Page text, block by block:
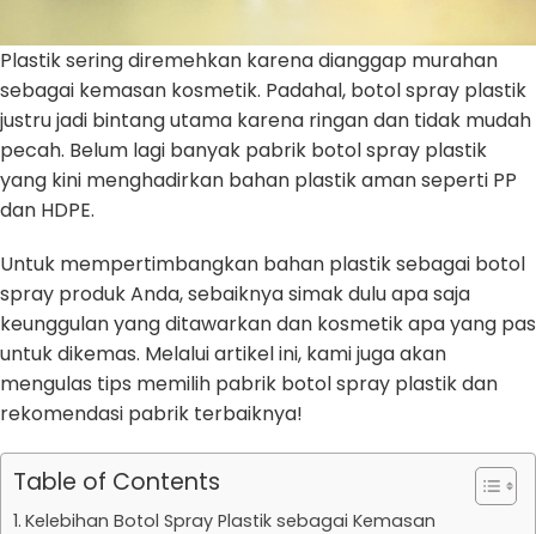
Plastik sering diremehkan karena dianggap murahan
sebagai kemasan kosmetik. Padahal, botol spray plastik
justru jadi bintang utama karena ringan dan tidak mudah
pecah. Belum lagi banyak pabrik botol spray plastik
yang kini menghadirkan bahan plastik aman seperti PP
dan HDPE.
Untuk mempertimbangkan bahan plastik sebagai botol
spray produk Anda, sebaiknya simak dulu apa saja
keunggulan yang ditawarkan dan kosmetik apa yang pas
untuk dikemas. Melalui artikel ini, kami juga akan
mengulas tips memilih pabrik botol spray plastik dan
rekomendasi pabrik terbaiknya!
Table of Contents
Kelebihan Botol Spray Plastik sebagai Kemasan